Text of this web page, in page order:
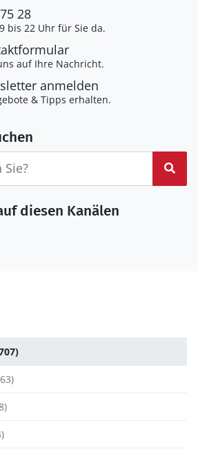
28
bis 22 Uhr für Sie da.
auf Ihre Nachricht.
anmelden
& Tipps erhalten.
diesen Kanälen